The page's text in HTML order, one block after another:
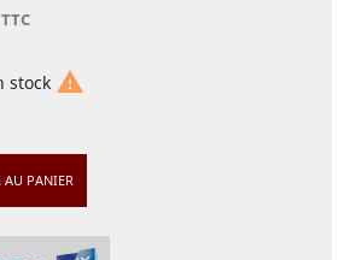
TTC
stock 
AU PANIER